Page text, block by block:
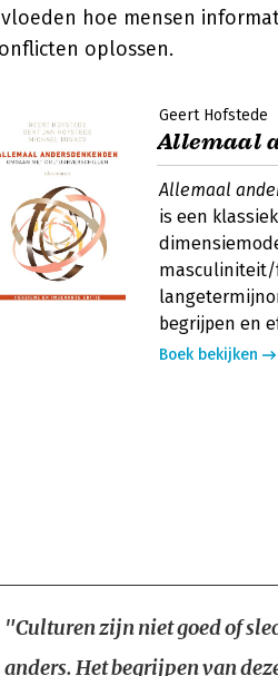
hoe mensen
oplossen.
Geert Hofstede
Allemaal
Allemaal
is een
masculiniteit/
begrijpen en
Boek bekijken
"Culturen zijn niet goed of
anders. Het begrijpen van